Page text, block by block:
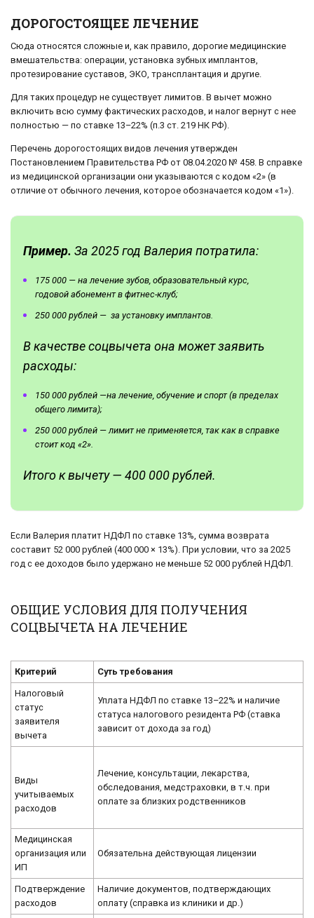
ДОРОГОСТОЯЩЕЕ ЛЕЧЕНИЕ
Сюда относятся сложные и, как правило, дорогие медицинские
вмешательства: операции, установка зубных имплантов,
протезирование суставов, ЭКО, трансплантация и другие.
Для таких процедур не существует лимитов. В вычет можно
включить всю сумму фактических расходов, и налог вернут с нее
полностью — по ставке 13–22% (п.3 ст. 219 НК РФ).
Перечень дорогостоящих видов лечения утвержден
Постановлением Правительства РФ от 08.04.2020 № 458. В справке
из медицинской организации они указываются с кодом «2» (в
отличие от обычного лечения, которое обозначается кодом «1»).
Пример. За 2025 год Валерия потратила:
175 000 — на лечение зубов, образовательный курс,
годовой абонемент в фитнес-клуб;
250 000 рублей — за установку имплантов.
В качестве соцвычета она может заявить
расходы:
150 000 рублей —на лечение, обучение и спорт (в пределах
общего лимита);
250 000 рублей — лимит не применяется, так как в справке
стоит код «2».
Итого к вычету — 400 000 рублей.
Если Валерия платит НДФЛ по ставке 13%, сумма возврата
составит 52 000 рублей (400 000 × 13%). При условии, что за 2025
год с ее доходов было удержано не меньше 52 000 рублей НДФЛ.
ОБЩИЕ УСЛОВИЯ ДЛЯ ПОЛУЧЕНИЯ
СОЦВЫЧЕТА НА ЛЕЧЕНИЕ
Критерий Суть требования
Налоговый
статус
заявителя
вычета
Уплата НДФЛ по ставке 13–22% и наличие
статуса налогового резидента РФ (ставка
зависит от дохода за год)
Виды
учитываемых
расходов
Лечение, консультации, лекарства,
обследования, медстраховки, в т.ч. при
оплате за близких родственников
Медицинская
организация или
ИП
Обязательна действующая лицензии
Подтверждение
расходов
Наличие документов, подтверждающих
оплату (справка из клиники и др.)